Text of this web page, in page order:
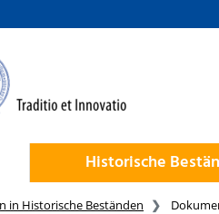
Historische
in Historische Beständen